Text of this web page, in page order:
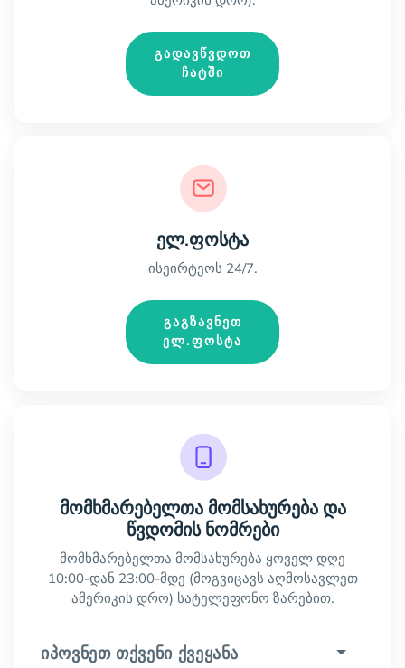
გადავწვდოთ
ჩატში
ელ.ფოსტა
ისეირტეოს 24/7.
გაგზავნეთ
ელ.ფოსტა
მომხმარებელთა მომსახურება და
წვდომის ნომრები
მომხმარებელთა მომსახურება ყოველ დღე
10:00-დან 23:00-მდე (მოგვიცავს აღმოსავლეთ
ამერიკის დრო) სატელეფონო ზარებით.
იპოვნეთ თქვენი ქვეყანა